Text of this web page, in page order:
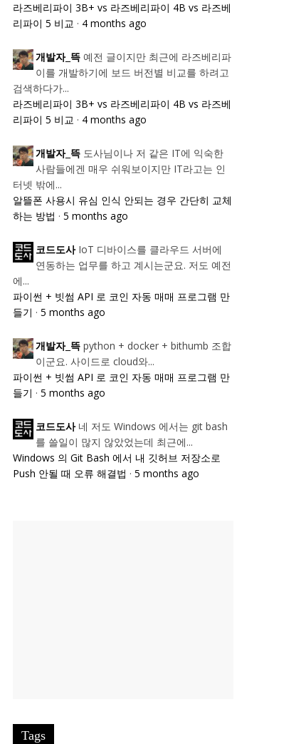
라즈베리파이 3B+ vs 라즈베리파이 4B vs 라즈베
리파이 5 비교 · 4 months ago
개발자_뜩 예전 글이지만 최근에 라즈베리파
이를 개발하기에 보드 버전별 비교를 하려고
검색하다가...
라즈베리파이 3B+ vs 라즈베리파이 4B vs 라즈베
리파이 5 비교 · 4 months ago
개발자_뜩 도사님이나 저 같은 IT에 익숙한
사람들에겐 매우 쉬워보이지만 IT라고는 인
터넷 밖에...
알뜰폰 사용시 유심 인식 안되는 경우 간단히 교체
하는 방법 · 5 months ago
코드도사 IoT 디바이스를 클라우드 서버에
연동하는 업무를 하고 계시는군요. 저도 예전
에...
파이썬 + 빗썸 API 로 코인 자동 매매 프로그램 만
들기 · 5 months ago
개발자_뜩 python + docker + bithumb 조합
이군요. 사이드로 cloud와...
파이썬 + 빗썸 API 로 코인 자동 매매 프로그램 만
들기 · 5 months ago
코드도사 네 저도 Windows 에서는 git bash
를 쓸일이 많지 않았었는데 최근에...
Windows 의 Git Bash 에서 내 깃허브 저장소로
Push 안될 때 오류 해결법 · 5 months ago
Tags